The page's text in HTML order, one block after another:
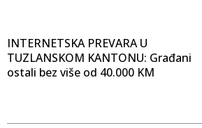
INTERNETSKA PREVARA U
TUZLANSKOM KANTONU: Građani
ostali bez više od 40.000 KM